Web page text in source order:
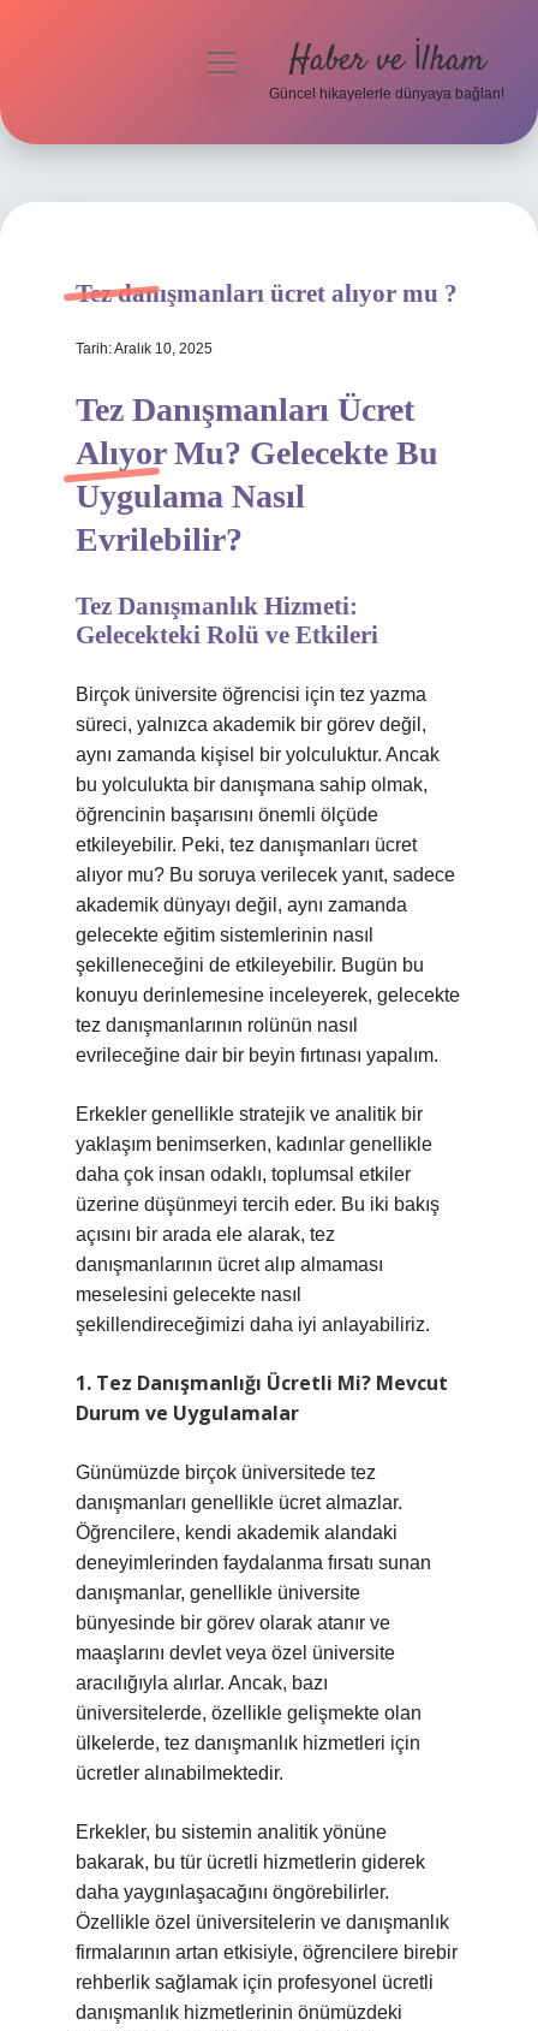
Hakkımızda
menüyü
Haber ve İlham
Güncel hikayelerle dünyaya bağlan!
Tez danışmanları ücret alıyor mu ?
Tarih: Aralık 10, 2025
Tez Danışmanları Ücret
Alıyor Mu? Gelecekte Bu
Uygulama Nasıl
Evrilebilir?
Tez Danışmanlık Hizmeti:
Gelecekteki Rolü ve Etkileri
Birçok üniversite öğrencisi için tez yazma
süreci, yalnızca akademik bir görev değil,
aynı zamanda kişisel bir yolculuktur. Ancak
bu yolculukta bir danışmana sahip olmak,
öğrencinin başarısını önemli ölçüde
etkileyebilir. Peki, tez danışmanları ücret
alıyor mu? Bu soruya verilecek yanıt, sadece
akademik dünyayı değil, aynı zamanda
gelecekte eğitim sistemlerinin nasıl
şekilleneceğini de etkileyebilir. Bugün bu
konuyu derinlemesine inceleyerek, gelecekte
tez danışmanlarının rolünün nasıl
evrileceğine dair bir beyin fırtınası yapalım.
Erkekler genellikle stratejik ve analitik bir
yaklaşım benimserken, kadınlar genellikle
daha çok insan odaklı, toplumsal etkiler
üzerine düşünmeyi tercih eder. Bu iki bakış
açısını bir arada ele alarak, tez
danışmanlarının ücret alıp almaması
meselesini gelecekte nasıl
şekillendireceğimizi daha iyi anlayabiliriz.
1. Tez Danışmanlığı Ücretli Mi? Mevcut
Durum ve Uygulamalar
Günümüzde birçok üniversitede tez
danışmanları genellikle ücret almazlar.
Öğrencilere, kendi akademik alandaki
deneyimlerinden faydalanma fırsatı sunan
danışmanlar, genellikle üniversite
bünyesinde bir görev olarak atanır ve
maaşlarını devlet veya özel üniversite
aracılığıyla alırlar. Ancak, bazı
üniversitelerde, özellikle gelişmekte olan
ülkelerde, tez danışmanlık hizmetleri için
ücretler alınabilmektedir.
Erkekler, bu sistemin analitik yönüne
bakarak, bu tür ücretli hizmetlerin giderek
daha yaygınlaşacağını öngörebilirler.
Özellikle özel üniversitelerin ve danışmanlık
firmalarının artan etkisiyle, öğrencilere birebir
rehberlik sağlamak için profesyonel ücretli
danışmanlık hizmetlerinin önümüzdeki